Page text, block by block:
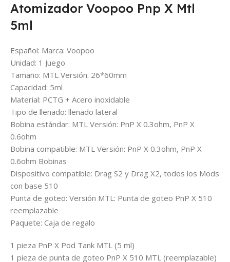
Atomizador Voopoo Pnp X Mtl
5ml
Español: Marca: Voopoo
Unidad: 1 Juego
Tamaño: MTL Versión: 26*60mm
Capacidad: 5ml
Material: PCTG + Acero inoxidable
Tipo de llenado: llenado lateral
Bobina estándar: MTL Versión: PnP X 0.3ohm, PnP X
0.6ohm
Bobina compatible: MTL Versión: PnP X 0.3ohm, PnP X
0.6ohm Bobinas
Dispositivo compatible: Drag S2 y Drag X2, todos los Mods
con base 510
Punta de goteo: Versión MTL: Punta de goteo PnP X 510
reemplazable
Paquete: Caja de regalo
1 pieza PnP X Pod Tank MTL (5 ml)
1 pieza de punta de goteo PnP X 510 MTL (reemplazable)